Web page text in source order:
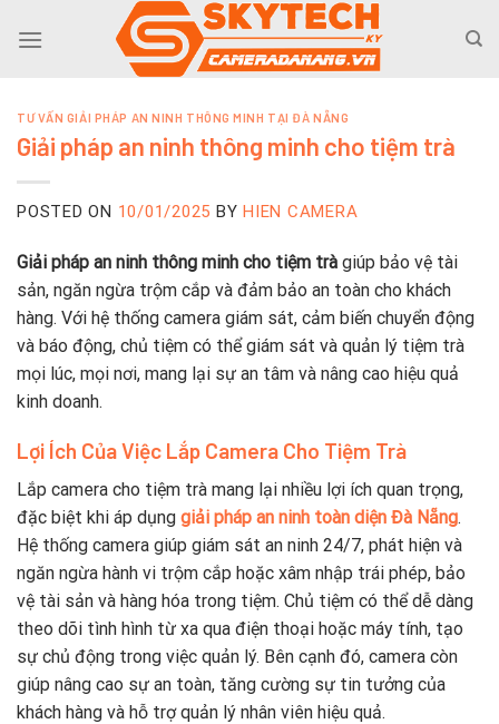
TƯ VẤN GIẢI PHÁP AN NINH THÔNG MINH TẠI ĐÀ NẴNG
Giải pháp an ninh thông minh cho tiệm trà
POSTED ON 10/01/2025 BY HIEN CAMERA
Giải pháp an ninh thông minh cho tiệm trà giúp bảo vệ tài
sản, ngăn ngừa trộm cắp và đảm bảo an toàn cho khách
hàng. Với hệ thống camera giám sát, cảm biến chuyển động
và báo động, chủ tiệm có thể giám sát và quản lý tiệm trà
mọi lúc, mọi nơi, mang lại sự an tâm và nâng cao hiệu quả
kinh doanh.
Lợi Ích Của Việc Lắp Camera Cho Tiệm Trà
Lắp camera cho tiệm trà mang lại nhiều lợi ích quan trọng,
đặc biệt khi áp dụng giải pháp an ninh toàn diện Đà Nẵng.
Hệ thống camera giúp giám sát an ninh 24/7, phát hiện và
ngăn ngừa hành vi trộm cắp hoặc xâm nhập trái phép, bảo
vệ tài sản và hàng hóa trong tiệm. Chủ tiệm có thể dễ dàng
theo dõi tình hình từ xa qua điện thoại hoặc máy tính, tạo
sự chủ động trong việc quản lý. Bên cạnh đó, camera còn
giúp nâng cao sự an toàn, tăng cường sự tin tưởng của
khách hàng và hỗ trợ quản lý nhân viên hiệu quả.